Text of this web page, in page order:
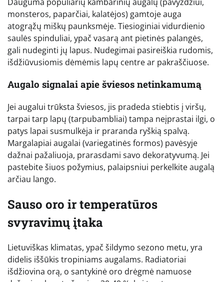
monsteros, paparčiai, kalatėjos) gamtoje auga
atogrąžų miškų paunksmėje. Tiesioginiai vidurdienio
saulės spinduliai, ypač vasarą ant pietinės palangės,
gali nudeginti jų lapus. Nudegimai pasireiškia rudomis,
išdžiūvusiomis dėmėmis lapų centre ar pakraščiuose.
Augalo signalai apie šviesos netinkamumą
Jei augalui trūksta šviesos, jis pradeda stiebtis į viršų,
tarpai tarp lapų (tarpubambliai) tampa neįprastai ilgi, o
patys lapai susmulkėja ir praranda ryškią spalvą.
Margalapiai augalai (variegatinės formos) pavėsyje
dažnai pažaliuoja, prarasdami savo dekoratyvumą. Jei
pastebite šiuos požymius, palaipsniui perkelkite augalą
arčiau lango.
Sauso oro ir temperatūros
svyravimų įtaka
Lietuviškas klimatas, ypač šildymo sezono metu, yra
didelis iššūkis tropiniams augalams. Radiatoriai
išdžiovina orą, o santykinė oro drėgmė namuose